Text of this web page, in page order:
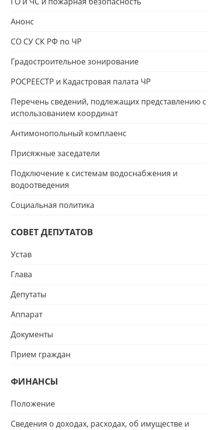
Анонс
СО СУ СК РФ по ЧР
Градостроительное зонирование
РОСРЕЕСТР и Кадастровая палата ЧР
Перечень сведений, подлежащих представлению с
использованием координат
Антимонопольный комплаенс
Присяжные заседатели
Подключение к системам водоснабжения и
водоотведения
Социальная политика
СОВЕТ ДЕПУТАТОВ
Устав
Глава
Депутаты
Аппарат
Документы
Прием граждан
ФИНАНСЫ
Положение
Сведения о доходах, расходах, об имуществе и